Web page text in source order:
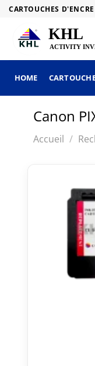
Passer
contenu
CARTOUCHES
HOME
Canon
Accueil /